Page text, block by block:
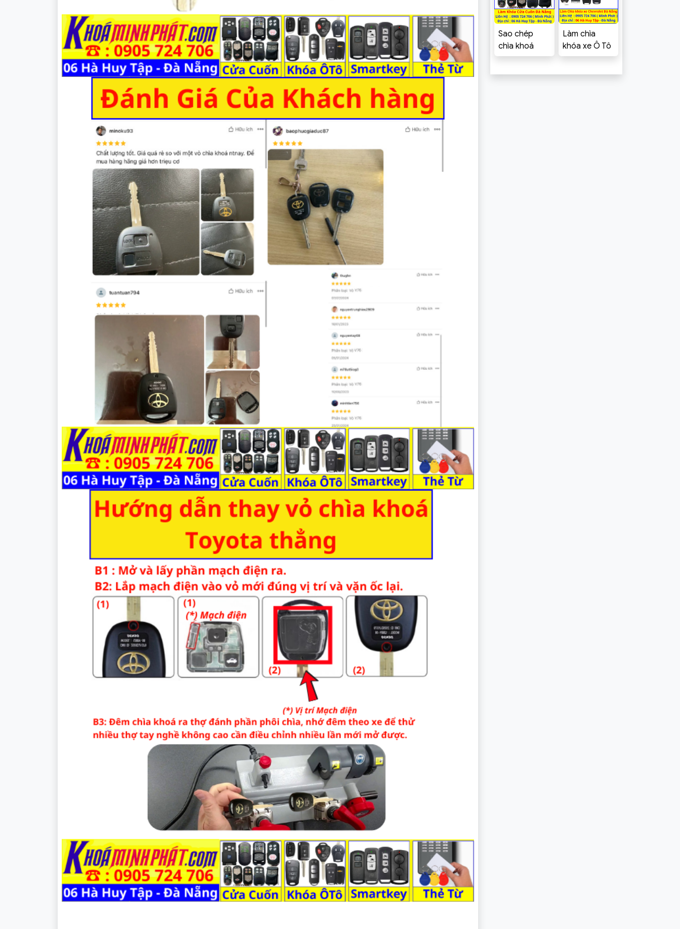
Sao chép
chìa khoá
Cửa cuốn Đà
Làm chìa
khóa xe Ô Tô
tại Đà Nẵng